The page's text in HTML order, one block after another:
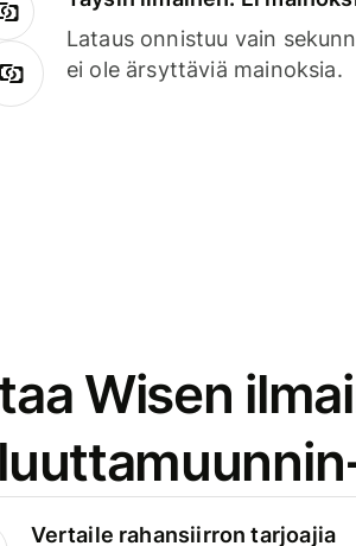
Lataus onnistuu vain
ei ole ärsyttäviä mainoksia.
Wisen
Vertaile rahansiirron tarjoajia